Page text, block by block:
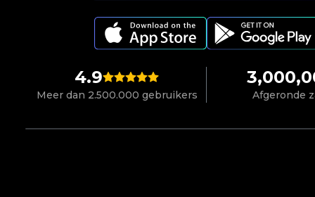
4.9
Meer dan 2.500.000 gebruikers Afgeronde